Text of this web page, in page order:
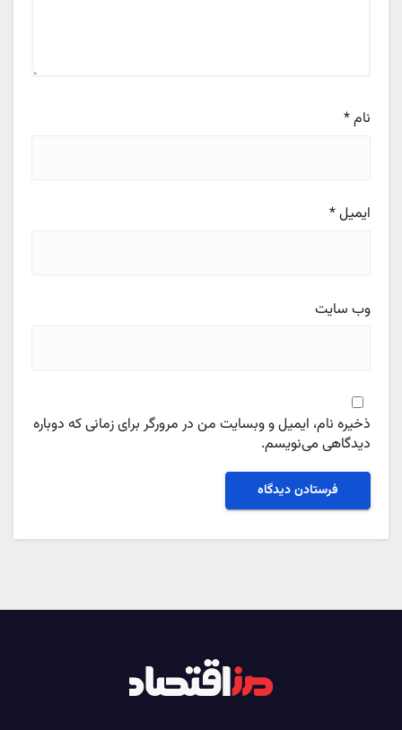
نام*
ایمیل*
وب‌ سایت
ذخیره نام، ایمیل و وبسایت من در مرورگر برای زمانی که دوباره
دیدگاهی می‌نویسم.